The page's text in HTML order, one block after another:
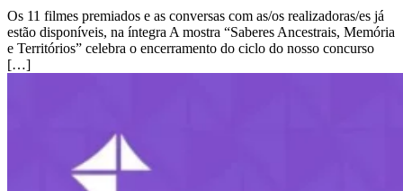
Os 11 filmes premiados e as conversas com as/os realizadoras/es já
estão disponíveis, na íntegra A mostra “Saberes Ancestrais, Memória
e Territórios” celebra o encerramento do ciclo do nosso concurso
[…]